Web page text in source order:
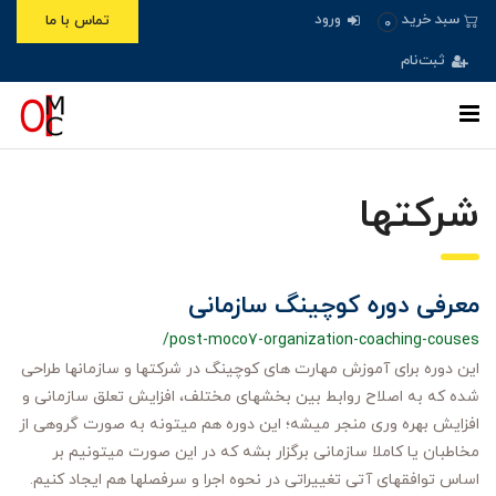
سبد خرید 0 ورود
ثبت‌نام
تماس با ما
شرکتها
معرفی دوره کوچینگ سازمانی
/post-moco7-organization-coaching-couses
این دوره برای آموزش مهارت های کوچینگ در شرکتها و سازمانها طراحی
شده که به اصلاح روابط بین بخشهای مختلف، افزایش تعلق سازمانی و
افزایش بهره وری منجر میشه؛ این دوره هم میتونه به صورت گروهی از
مخاطبان یا کاملا سازمانی برگزار بشه که در این صورت میتونیم بر
اساس توافقهای آتی تغییراتی در نحوه اجرا و سرفصلها هم ایجاد کنیم.